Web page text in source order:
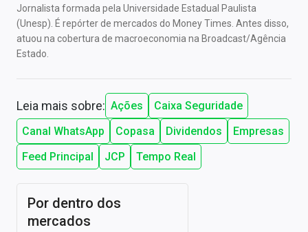
Jornalista formada pela Universidade Estadual Paulista
(Unesp). É repórter de mercados do Money Times. Antes disso,
atuou na cobertura de macroeconomia na Broadcast/Agência
Estado.
Leia mais sobre: Ações
Caixa Seguridade
Canal WhatsApp
Copasa Dividendos
Empresas
Feed Principal
JCP Tempo Real
Por dentro dos
mercados